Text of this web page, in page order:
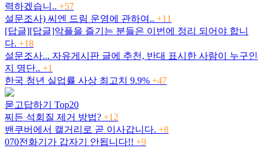
력하겠습니.. +57
설문조사) 씨엔 드림 운영에 관하여.. +11
[답글][답글]악플을 즐기는 분들은 이번에 정리 되어야 합니
다. +18
설문조사... 자유게시판 글에 추천, 반대 표시한 사람이 누구인
지 명단.. +1
한국 청년 실업률 사상 최고치 9.9% +47
묻고답하기 Top20
찌든 석회질 제거 방법? +12
밴쿠버에서 캘거리로 곧 이사갑니다. +8
070전화기가 갑자기 안됩니다!! +9